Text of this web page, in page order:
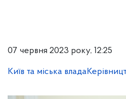
07 червня 2023 року, 12:25
Київ та міська влада